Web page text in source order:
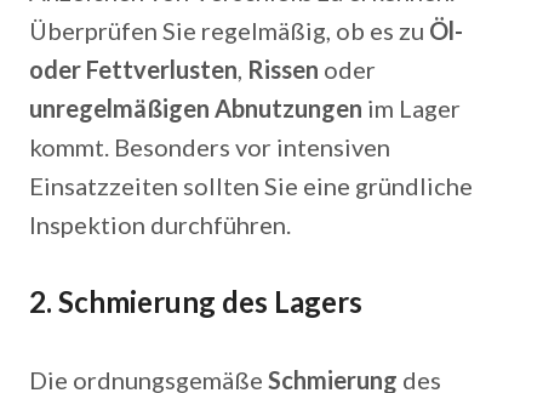
Überprüfen Sie regelmäßig, ob es zu Öl-
oder Fettverlusten, Rissen oder
unregelmäßigen Abnutzungen im Lager
kommt. Besonders vor intensiven
Einsatzzeiten sollten Sie eine gründliche
Inspektion durchführen.
2. Schmierung des Lagers
Die ordnungsgemäße Schmierung des